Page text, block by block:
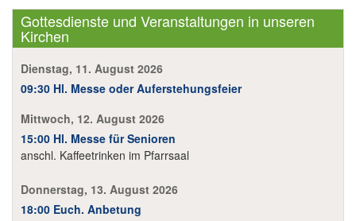
Gottesdienste und Veranstaltungen in unseren
Kirchen
Dienstag, 11. August 2026
09:30 Hl. Messe oder Auferstehungsfeier
Mittwoch, 12. August 2026
15:00 Hl. Messe für Senioren
anschl. Kaffeetrinken im Pfarrsaal
Donnerstag, 13. August 2026
18:00 Euch. Anbetung